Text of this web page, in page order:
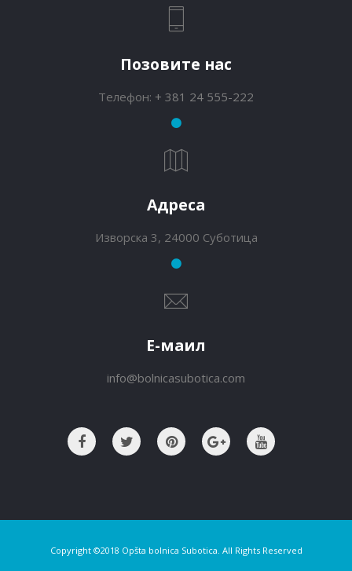
Позовите нас
Телефон: + 381 24 555-222
Адреса
Изворска 3, 24000 Суботица
Е-маил
info@bolnicasubotica.com
Copyright ©2018 Opšta bolnica Subotica. All Rights Reserved